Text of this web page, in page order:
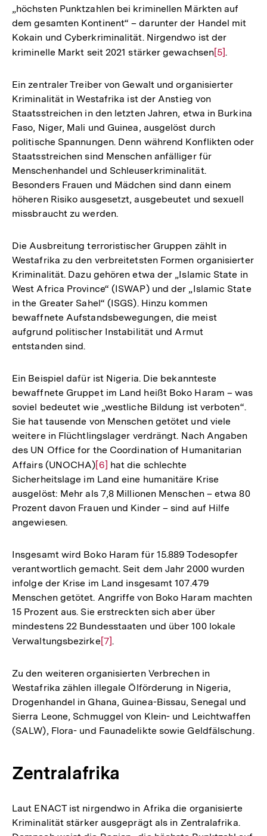
„höchsten Punktzahlen bei kriminellen Märkten auf
dem gesamten Kontinent“ – darunter der Handel mit
Kokain und Cyberkriminalität. Nirgendwo ist der
kriminelle Markt seit 2021 stärker gewachsenZur
der
[5].
Ein zentraler Treiber von Gewalt und organisierter
Kriminalität in Westafrika ist der Anstieg von
Staatsstreichen in den letzten Jahren, etwa in Burkina
Faso, Niger, Mali und Guinea, ausgelöst durch
politische Spannungen. Denn während Konflikten oder
Staatsstreichen sind Menschen anfälliger für
Menschenhandel und Schleuserkriminalität.
Besonders Frauen und Mädchen sind dann einem
höheren Risiko ausgesetzt, ausgebeutet und sexuell
missbraucht zu werden.
Die Ausbreitung terroristischer Gruppen zählt in
Westafrika zu den verbreitetsten Formen organisierter
Kriminalität. Dazu gehören etwa der „Islamic State in
West Africa Province“ (ISWAP) und der „Islamic State
in the Greater Sahel“ (ISGS). Hinzu kommen
bewaffnete Aufstandsbewegungen, die meist
aufgrund politischer Instabilität und Armut
entstanden sind.
Ein Beispiel dafür ist Nigeria. Die bekannteste
bewaffnete Gruppet im Land heißt Boko Haram – was
soviel bedeutet wie „westliche Bildung ist verboten“.
Sie hat tausende von Menschen getötet und viele
weitere in Flüchtlingslager verdrängt. Nach Angaben
des UN Office for the Coordination of Humanitarian
Affairs (UNOCHA)Zur
Auflösung
der
Fußnote
[6] hat die schlechte
Sicherheitslage im Land eine humanitäre Krise
ausgelöst: Mehr als 7,8 Millionen Menschen – etwa 80
Prozent davon Frauen und Kinder – sind auf Hilfe
angewiesen.
Insgesamt wird Boko Haram für 15.889 Todesopfer
verantwortlich gemacht. Seit dem Jahr 2000 wurden
infolge der Krise im Land insgesamt 107.479
Menschen getötet. Angriffe von Boko Haram machten
15 Prozent aus. Sie erstreckten sich aber über
mindestens 22 Bundesstaaten und über 100 lokale
VerwaltungsbezirkeZur
der
Fußnote
[7].
Zu den weiteren organisierten Verbrechen in
Westafrika zählen illegale Ölförderung in Nigeria,
Drogenhandel in Ghana, Guinea-Bissau, Senegal und
Sierra Leone, Schmuggel von Klein- und Leichtwaffen
(SALW), Flora- und Faunadelikte sowie Geldfälschung.
Zentralafrika
Laut ENACT ist nirgendwo in Afrika die organisierte
Kriminalität stärker ausgeprägt als in Zentralafrika.